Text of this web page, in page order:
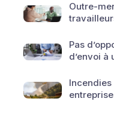
Outre-
Pas
d’envoi à
Incendies